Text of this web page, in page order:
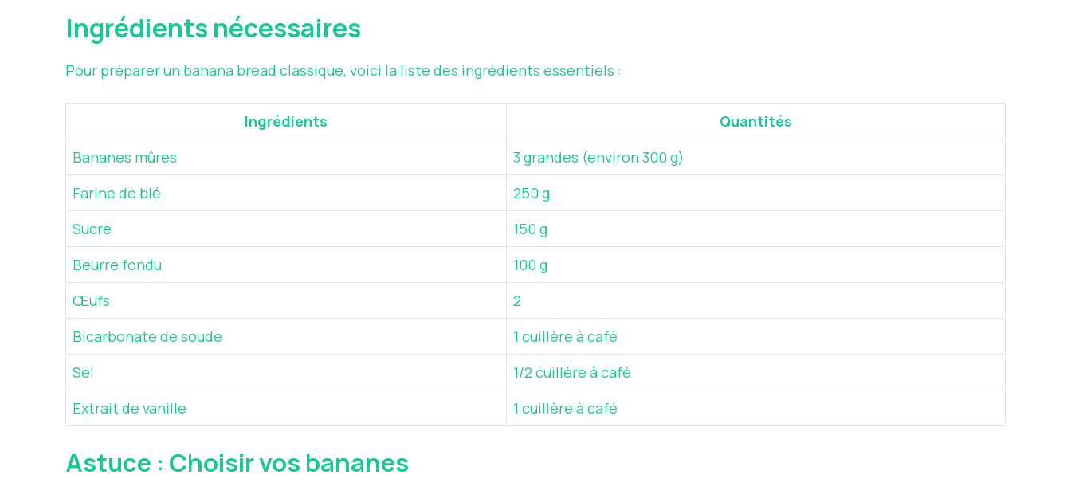
Ingrédients nécessaires
Pour préparer un banana bread classique, voici la liste des ingrédients essentiels :
Ingrédients
Quantités
Bananes mûres
3 grandes (environ 300 g)
Farine de blé
250 g
Sucre
150 g
Beurre fondu
100 g
Œufs
2
Bicarbonate de soude
1 cuillère à café
Sel
1/2 cuillère à café
Extrait de vanille
1 cuillère à café
Astuce : Choisir vos bananes